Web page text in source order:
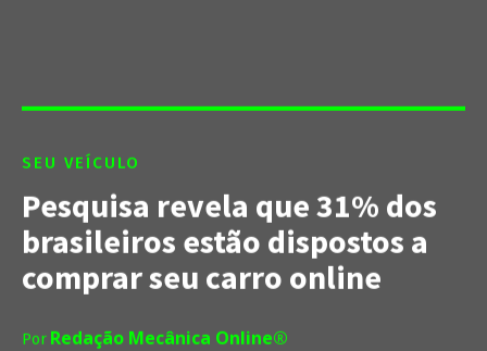
SEU VEÍCULO
Pesquisa revela que 31% dos
brasileiros estão dispostos a
comprar seu carro online
Por Redação Mecânica Online®